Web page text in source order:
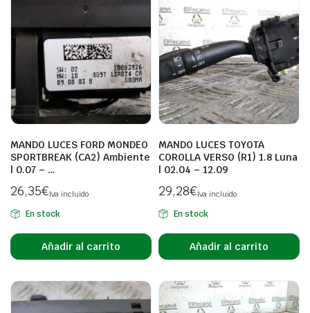
MANDO LUCES FORD MONDEO
SPORTBREAK (CA2) Ambiente
| 0.07 – …
26,35€Iva incluido
En stock
Añadir al carrito
MANDO LUCES TOYOTA
COROLLA VERSO (R1) 1.8 Luna
| 02.04 – 12.09
29,28€Iva incluido
En stock
Añadir al carrito